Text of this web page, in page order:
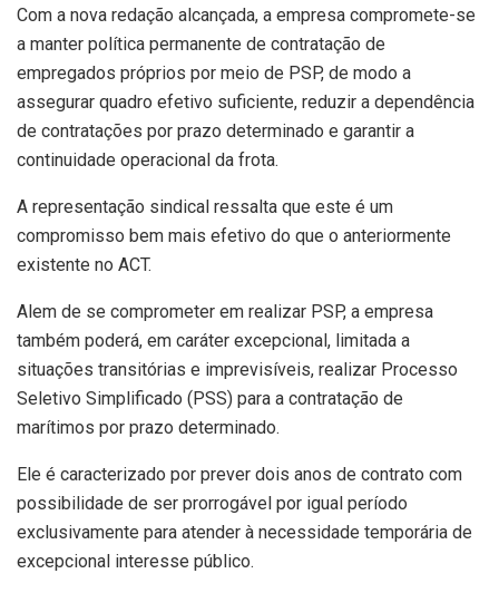
Com a nova redação alcançada, a empresa compromete-se
a manter política permanente de contratação de
empregados próprios por meio de PSP, de modo a
assegurar quadro efetivo suficiente, reduzir a dependência
de contratações por prazo determinado e garantir a
continuidade operacional da frota.
A representação sindical ressalta que este é um
compromisso bem mais efetivo do que o anteriormente
existente no ACT.
Alem de se comprometer em realizar PSP, a empresa
também poderá, em caráter excepcional, limitada a
situações transitórias e imprevisíveis, realizar Processo
Seletivo Simplificado (PSS) para a contratação de
marítimos por prazo determinado.
Ele é caracterizado por prever dois anos de contrato com
possibilidade de ser prorrogável por igual período
exclusivamente para atender à necessidade temporária de
excepcional interesse público.